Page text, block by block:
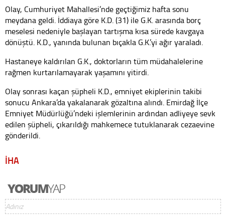
Olay, Cumhuriyet Mahallesi’nde geçtiğimiz hafta sonu
meydana geldi. İddiaya göre K.D. (31) ile G.K. arasında borç
meselesi nedeniyle başlayan tartışma kısa sürede kavgaya
dönüştü. K.D., yanında bulunan bıçakla G.K.’yi ağır yaraladı.
Hastaneye kaldırılan G.K., doktorların tüm müdahalelerine
rağmen kurtarılamayarak yaşamını yitirdi.
Olay sonrası kaçan şüpheli K.D., emniyet ekiplerinin takibi
sonucu Ankara’da yakalanarak gözaltına alındı. Emirdağ İlçe
Emniyet Müdürlüğü’ndeki işlemlerinin ardından adliyeye sevk
edilen şüpheli, çıkarıldığı mahkemece tutuklanarak cezaevine
gönderildi.
İHA